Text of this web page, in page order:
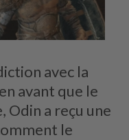
avec la
avant que le
Odin a reçu une
le